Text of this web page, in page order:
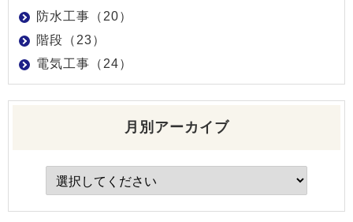
防水工事（20）
階段（23）
電気工事（24）
月別アーカイブ